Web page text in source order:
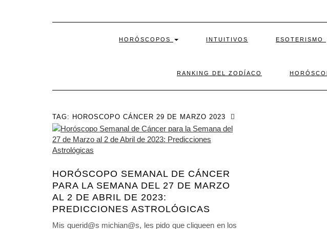
HORÓSCOPOS INTUITIVOS ESOTERISMO
RANKING DEL ZODÍACO
TAG: HOROSCOPO CÁNCER 29 DE MARZO 2023
HORÓSCOPO SEMANAL DE CÁNCER
PARA LA SEMANA DEL 27 DE MARZO
AL 2 DE ABRIL DE 2023:
PREDICCIONES ASTROLÓGICAS
Mis querid@s michian@s, les pido que cliqueen en los